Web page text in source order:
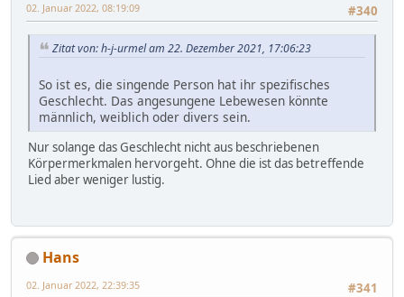
#340
02. Januar 2022, 08:19:09
Zitat von: h-j-urmel am 22. Dezember 2021, 17:06:23
So ist es, die singende Person hat ihr spezifisches
Geschlecht. Das angesungene Lebewesen könnte
männlich, weiblich oder divers sein.
Nur solange das Geschlecht nicht aus beschriebenen
Körpermerkmalen hervorgeht. Ohne die ist das betreffende
Lied aber weniger lustig.
Hans
#341
02. Januar 2022, 22:39:35